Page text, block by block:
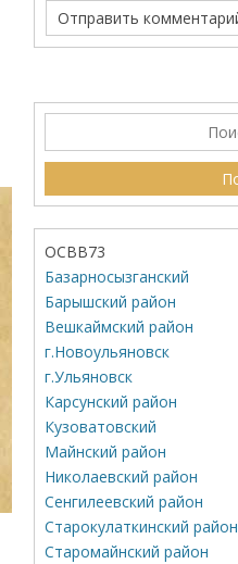
ОСВВ73
Базарносызганский
Барышский район
Вешкаймский район
г.Новоульяновск
г.Ульяновск
Карсунский район
Кузоватовский
Майнский район
Николаевский район
Сенгилеевский район
Старокулаткинский район
Старомайнский район